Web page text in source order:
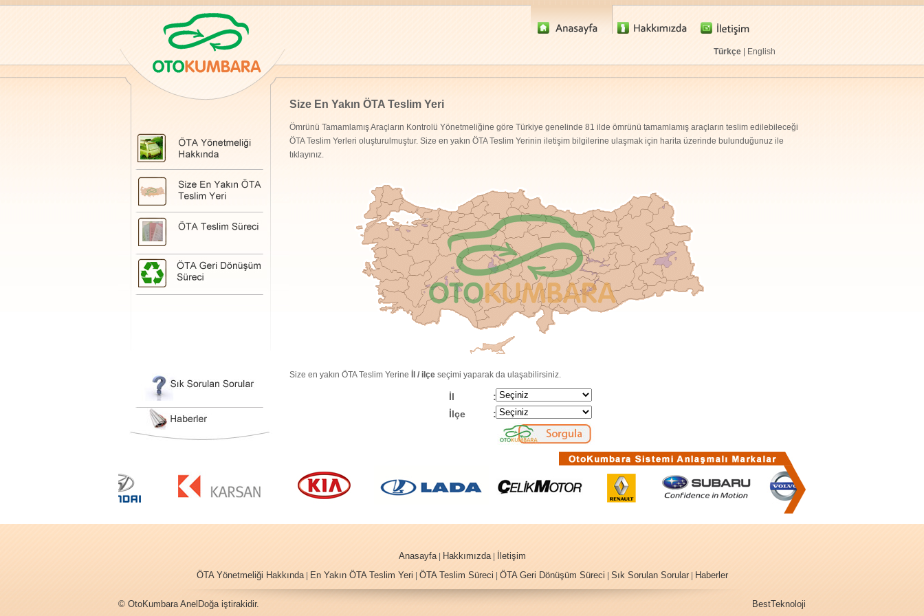
Türkçe English
Size En Yakın ÖTA Teslim Yeri
Ömrünü Tamamlamış Araçların Kontrolü Yönetmeliğine göre Türkiye genelinde 81 ilde ömrünü tamamlamış araçların teslim edilebileceği
ÖTA Teslim Yerleri oluşturulmuştur. Size en yakın ÖTA Teslim Yerinin iletişim bilgilerine ulaşmak için harita üzerinde bulunduğunuz ile
tıklayınız.
Size en yakın ÖTA Teslim Yerine İl / ilçe seçimi yaparak da ulaşabilirsiniz.
İl
:
İlçe
:
Anasayfa| Hakkımızda|
İletişim
ÖTA Yönetmeliği Hakkında| En Yakın ÖTA Teslim Yeri ÖTA Teslim Süreci ÖTA Geri Dönüşüm Süreci Sık Sorulan Sorular| Haberler
© OtoKumbara AnelDoğa iştirakidir. BestTeknoloji